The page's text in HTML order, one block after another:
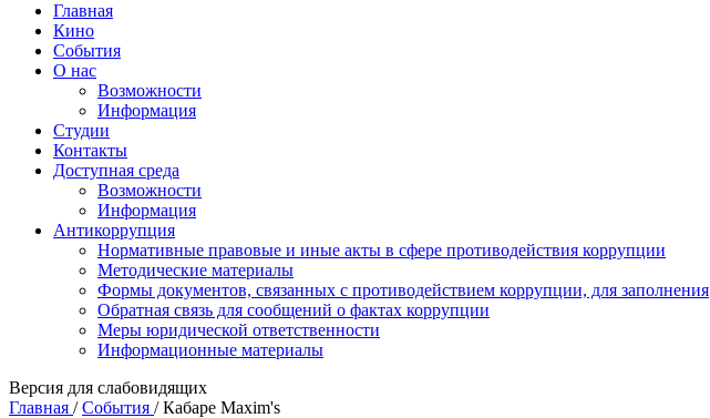
Главная
Кино
События
О нас
Возможности
Информация
Студии
Контакты
Доступная среда
Возможности
Информация
Антикоррупция
Нормативные правовые и иные акты в сфере противодействия коррупции
Методические материалы
Формы документов, связанных с противодействием коррупции, для заполнения
Обратная связь для сообщений о фактах коррупции
Меры юридической ответственности
Информационные материалы
Версия для слабовидящих
Главная /События /Кабаре Maxim's